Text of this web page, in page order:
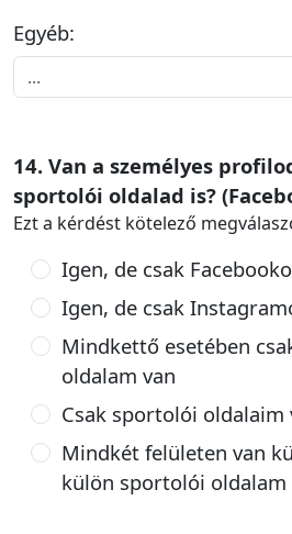
Egyéb:
14. Van a személyes
sportolói oldalad is?
Ezt a kérdést kötelező
Igen, de csak
Igen, de csak
Mindkettő esetében
oldalam van
Csak sportolói oldalaim
Mindkét felületen van
külön sportolói oldalam